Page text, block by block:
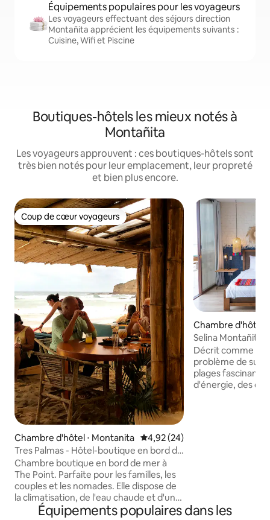
Équipements populaires pour les voyageurs
Les voyageurs effectuant des séjours direction
Montañita apprécient les équipements suivants :
Cuisine, Wifi et Piscine
Boutiques-hôtels les mieux notés à
Montañita
Les voyageurs approuvent : ces boutiques-hôtels sont
très bien notés pour leur emplacement, leur propreté
et bien plus encore.
Coup de cœur voyageurs
Coup de cœur voyageurs
Chambre d'hôtel ⋅ Montanita Évaluation moyenne sur la
4,92 (24)
Tres Palmas - Hôtel-boutique en bord de
mer au Point
Chambre boutique en bord de mer à
The Point. Parfaite pour les familles, les
couples et les nomades. Elle dispose de
la climatisation, de l'eau chaude et d'une
connexion Wi-Fi rapide. Équipements
Chambre d'hôtel
Selina Montañita
Décrit comme un
problème de
plages
d'énergie, des
chaussures, pas
Équipements populaires dans les